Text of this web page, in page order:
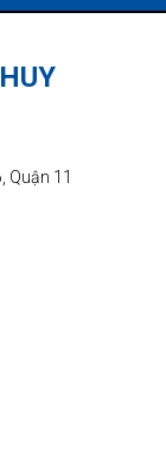
Quận 11